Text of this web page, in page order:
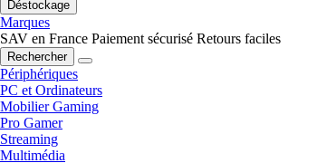
Déstockage
Marques
SAV en France Paiement sécurisé Retours faciles
Rechercher
Périphériques
PC et Ordinateurs
Mobilier Gaming
Pro Gamer
Streaming
Multimédia